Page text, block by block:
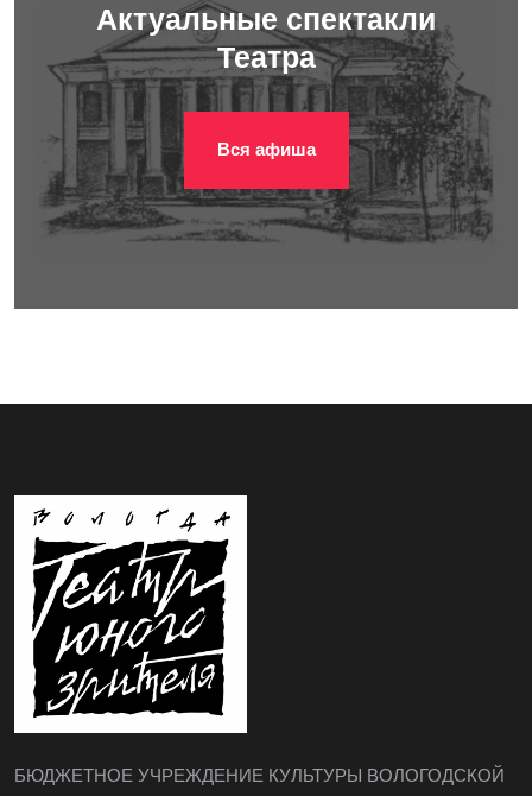
Актуальные спектакли
Театра
Вся афиша
БЮДЖЕТНОЕ УЧРЕЖДЕНИЕ КУЛЬТУРЫ ВОЛОГОДСКОЙ